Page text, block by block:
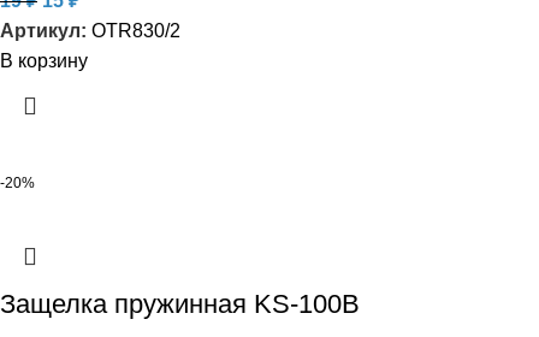
Артикул: OTR830/2
В корзину
-20%
Защелка пружинная KS-100B